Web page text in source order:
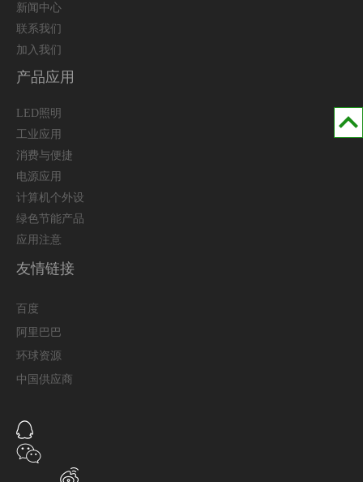
新闻中心
联系我们
加入我们
产品应用
LED照明
工业应用
消费与便捷
电源应用
计算机个外设
绿色节能产品
应用注意
友情链接
百度
阿里巴巴
环球资源
中国供应商